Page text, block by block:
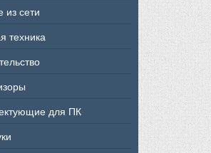
из сети
техника
для ПК